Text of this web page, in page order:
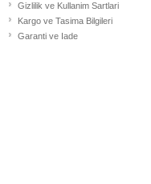
Gizlilik ve Kullanim Sartlari
Kargo ve Tasima Bilgileri
Garanti ve Iade